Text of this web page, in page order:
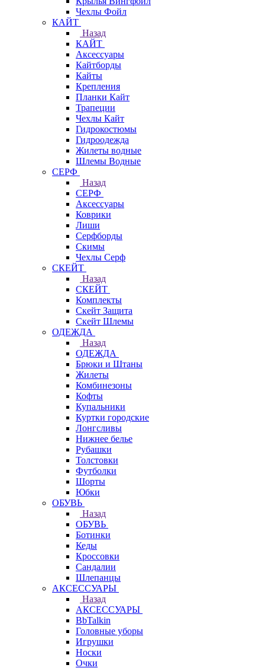
Чехлы Фойл
КАЙТ
Назад
КАЙТ
Аксессуары
Кайтборды
Кайты
Крепления
Планки Кайт
Трапеции
Чехлы Кайт
Гидрокостюмы
Гидроодежда
Жилеты водные
Шлемы Водные
СЕРФ
Назад
СЕРФ
Аксессуары
Коврики
Лиши
Серфборды
Скимы
Чехлы Cерф
СКЕЙТ
Назад
СКЕЙТ
Комплекты
Скейт Защита
Скейт Шлемы
ОДЕЖДА
Назад
ОДЕЖДА
Брюки и Штаны
Жилеты
Комбинезоны
Кофты
Купальники
Куртки городские
Лонгсливы
Нижнее белье
Рубашки
Толстовки
Футболки
Шорты
Юбки
ОБУВЬ
Назад
ОБУВЬ
Ботинки
Кеды
Кроссовки
Сандалии
Шлепанцы
АКСЕССУАРЫ
Назад
АКСЕССУАРЫ
BbTalkin
Головные уборы
Игрушки
Носки
Очки